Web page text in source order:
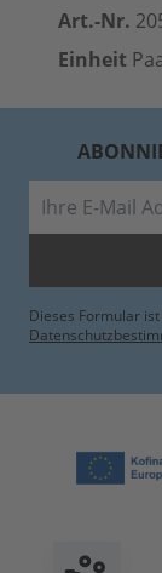
Art.-Nr.
Einheit
Dieses Formular